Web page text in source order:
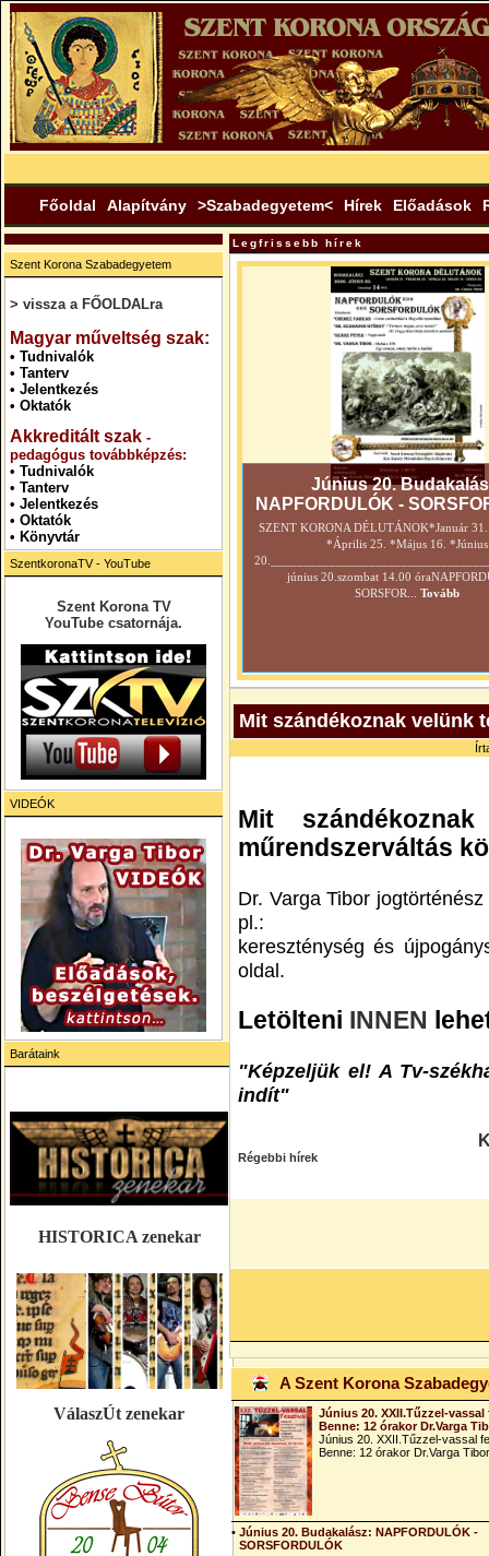
Főoldal Alapítvány >Szabadegyetem< Hírek Előadások
Szent Korona Szabadegyetem
> vissza a FŐOLDALra
Magyar műveltség szak:
• Tudnivalók
• Tanterv
• Jelentkezés
• Oktatók
Akkreditált szak -
pedagógus továbbképzés:
• Tudnivalók
• Tanterv
• Jelentkezés
• Oktatók
• Könyvtár
SzentkoronaTV - YouTube
Szent Korona TV
YouTube csatornája.
VIDEÓK
Barátaink
HISTORICA zenekar
VálaszÚt zenekar
Legfrissebb hírek
Június 20.
NAPFORDULÓK -
SZENT KORONA DÉLUTÁNOK*Január
*Április 25. *Május 16. *Június
június 20.szombat 14.00
SORSFOR...
Tovább
Mit szándékoznak velünk
Mit
műrendszerváltás
Dr. Varga Tibor
pl.:
kereszténység és
oldal.
Letölteni INNEN
"Képzeljük el! A Tv-
indít"
Régebbi hírek
A Szent Korona
Június 20. XXII.Tűzzel-
Benne: 12 órakor Dr.Varga
Június 20. XXII.Tűzzel-vassal
Benne: 12 órakor Dr.Varga Tibor
• Június 20. Budakalász: NAPFORDULÓK -
SORSFORDULÓK